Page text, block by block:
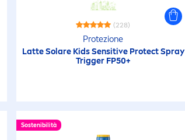
(228)
Protezione
Latte Solare KidsSensitive ProtectSpray
Trigger FP50+
Sostenibilità